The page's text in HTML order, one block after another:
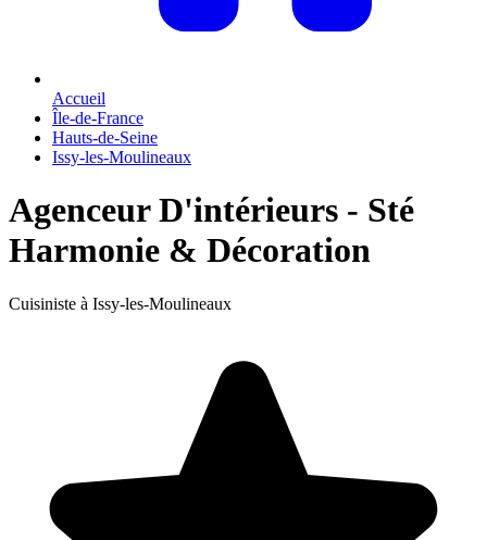
Accueil
Île-de-France
Hauts-de-Seine
Issy-les-Moulineaux
Agenceur D'intérieurs - Sté
Harmonie & Décoration
Cuisiniste à Issy-les-Moulineaux